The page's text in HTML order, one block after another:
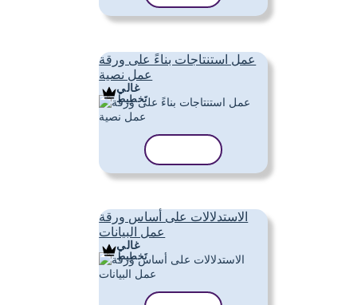
عمل استنتاجات بناءً على ورقة
عمل نصية
غالي
تَخطِيط
الاستدلالات على أساس ورقة
عمل البيانات
غالي
تَخطِيط